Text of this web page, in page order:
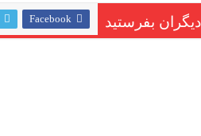
بفرستید Facebook